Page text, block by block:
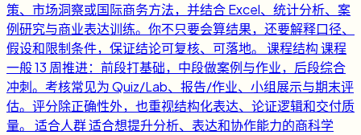
策、市场洞察或国际商务方法，并结合 Excel、统计分析、案
例研究与商业表达训练。你不只要会算结果，还要解释口径、
假设和限制条件，保证结论可复核、可落地。 课程结构 课程
一般 13 周推进：前段打基础，中段做案例与作业，后段综合
冲刺。考核常见为 Quiz/Lab、报告/作业、小组展示与期末评
估。评分除正确性外，也重视结构化表达、论证逻辑和交付质
量。 适合人群 适合想提升分析、表达和协作能力的商科学